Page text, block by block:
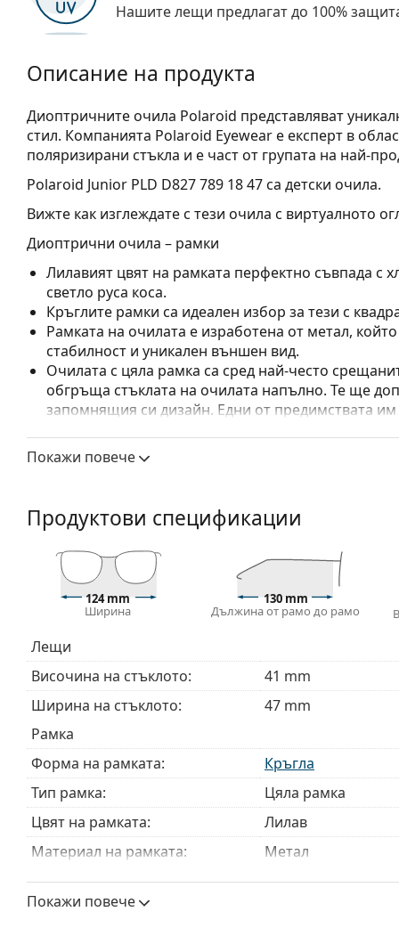
Нашите лещи предлагат до 100%
Описание на продукта
Диоптричните очила Polaroid представляват
стил. Компанията Polaroid Eyewear е експерт в
поляризирани стъкла и е част от групата на най-
Polaroid Junior PLD D827 789 18 47са детски очила.
Вижте как изглеждате с тези очила с виртуалното
Диоптрични очила – рамки
Лилавият цвят на рамката перфектно съвпада с
светло руса коса.
Кръглите рамки са идеален избор за тези с
Рамката на очилата е изработена от метал,
стабилност и уникален външен вид.
Очилата с цяла рамка са сред най-често
обгръща стъклата на очилата напълно. Те ще
запомнящия си дизайн. Едни от предимствата
Регулируемите подложки за нос позволяват
ще осигурят по-голям комфорт при носене.
се извършва от опитен оптик, за да се
непрофесионално боравене.
Аксесоари
Кърпичката за почистване, доставяна с
модели могат да бъдат доставяни с торбичка от
Разгледайте пълната ни гама
ръководство за очила, ако имате нужда от помощ с
Това е медицинско устройство. Прочетете
Покажи повече
Продуктови спецификации
124 mm
Ширина
130 mm
Дължина от рамо до рамо
Лещи
Височина на стъклото:
41 mm
Ширина на стъклото:
47 mm
Рамка
Форма на рамката:
Кръгла
Тип рамка:
Цяла рамка
Цвят на рамката:
Лилав
Материал на рамката:
Метал
Размер:
S
Ширина:
Покажи повече